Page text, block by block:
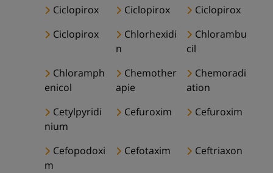
Ciclopirox Ciclopirox
Ciclopirox
Ciclopirox
Chlorhexidi
n
Chlorambu
cil
Chloramph
enicol
Chemother
apie
Chemoradi
ation
Cetylpyridi
nium
Cefuroxim Cefuroxim
Cefopodoxi
m
Cefotaxim Ceftriaxon